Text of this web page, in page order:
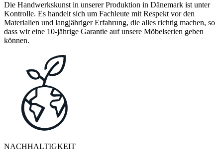
Die Handwerkskunst in unserer Produktion in Dänemark ist unter
Kontrolle. Es handelt sich um Fachleute mit Respekt vor den
Materialien und langjähriger Erfahrung, die alles richtig machen, so
dass wir eine 10-jährige Garantie auf unsere Möbelserien geben
können.
NACHHALTIGKEIT